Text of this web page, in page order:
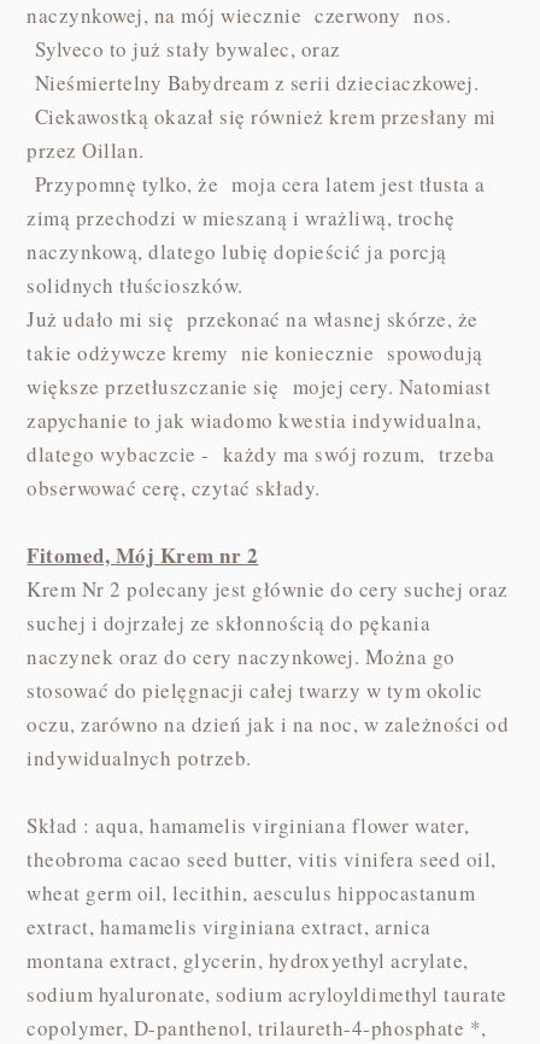
naczynkowej, na mój wiecznie czerwony nos.
Sylveco to już stały bywalec, oraz
Nieśmiertelny Babydream z serii dzieciaczkowej.
Ciekawostką okazał się również krem przesłany mi
przez Oillan.
Przypomnę tylko, że moja cera latem jest tłusta a
zimą przechodzi w mieszaną i wrażliwą, trochę
naczynkową, dlatego lubię dopieścić ja porcją
solidnych tłuścioszków.
Już udało mi się przekonać na własnej skórze, że
takie odżywcze kremy nie koniecznie spowodują
większe przetłuszczanie się mojej cery. Natomiast
zapychanie to jak wiadomo kwestia indywidualna,
dlatego wybaczcie - każdy ma swój rozum, trzeba
obserwować cerę, czytać składy.
Fitomed, Mój Krem nr 2
Krem Nr 2 polecany jest głównie do cery suchej oraz
suchej i dojrzałej ze skłonnością do pękania
naczynek oraz do cery naczynkowej. Można go
stosować do pielęgnacji całej twarzy w tym okolic
oczu, zarówno na dzień jak i na noc, w zależności od
indywidualnych potrzeb.
Skład : aqua, hamamelis virginiana flower water,
theobroma cacao seed butter, vitis vinifera seed oil,
wheat germ oil, lecithin, aesculus hippocastanum
extract, hamamelis virginiana extract, arnica
montana extract, glycerin, hydroxyethyl acrylate,
sodium hyaluronate, sodium acryloyldimethyl taurate
copolymer, D-panthenol, trilaureth-4-phosphate *,